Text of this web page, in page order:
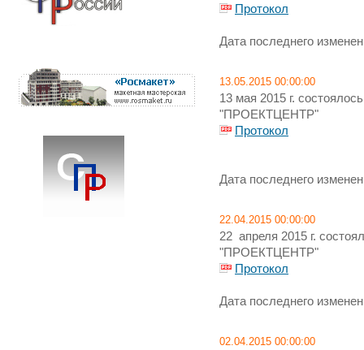
Протокол
Дата последнего
13.05.2015 00:00:00
13 мая 2015 г.
"ПРОЕКТЦЕНТР"
Протокол
Дата последнего
22.04.2015 00:00:00
22 апреля 2015 г.
"ПРОЕКТЦЕНТР"
Протокол
Дата последнего
02.04.2015 00:00:00